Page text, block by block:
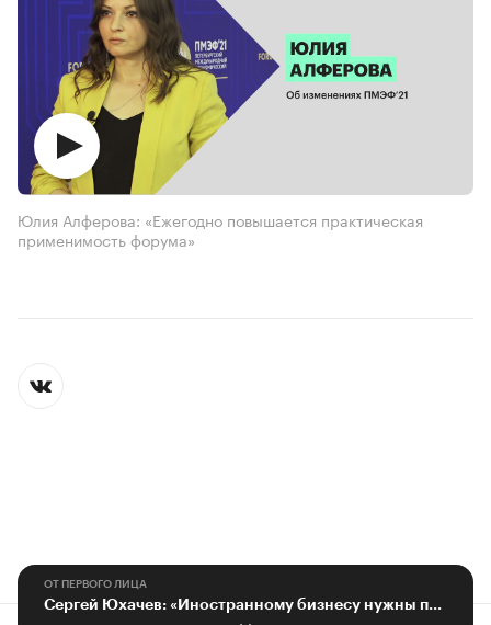
Юлия Алферова: «Ежегодно повышается практическая
применимость форума»
ОТ ПЕРВОГО ЛИЦА